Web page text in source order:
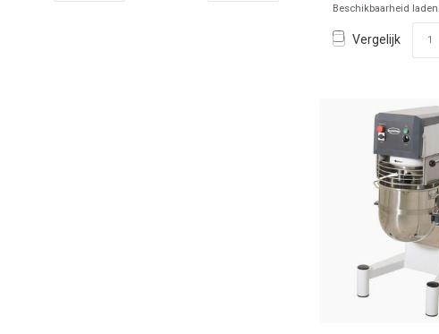
Beschikbaarheid
Vergelijk